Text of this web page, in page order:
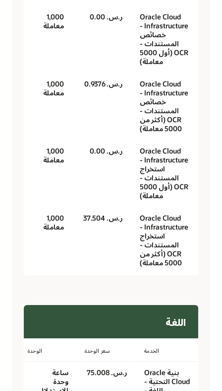
Oracle Cloud
Infrastructure -
خصائص
المستندات -
OCR (أول 5000
معاملة)
ر.س.‏ 0.00
1,000
معاملة
Oracle Cloud
Infrastructure -
خصائص
المستندات -
OCR (أكثر من
5000 معاملة)
ر.س.‏ 0.9376
1,000
معاملة
Oracle Cloud
Infrastructure -
استخراج
المستندات -
OCR (أول 5000
معاملة)
ر.س.‏ 0.00
1,000
معاملة
Oracle Cloud
Infrastructure -
استخراج
المستندات -
OCR (أكثر من
5000 معاملة)
ر.س.‏ 37.504
1,000
معاملة
اللغة
الخدمة سعر الوحدة الوحدة
بنية Oracle
Cloud التحتية -
ر.س.‏ 75.008
ساعة
وحدة